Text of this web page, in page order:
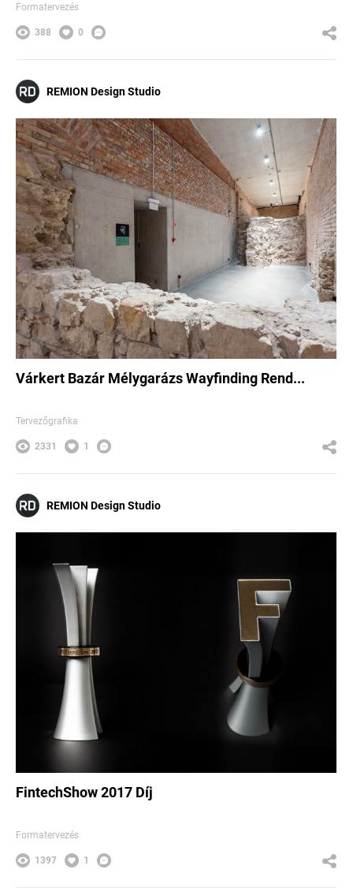
Formatervezés
388 0
REMION Design Studio
Várkert Bazár Mélygarázs Wayfinding Rend...
Tervezőgrafika
2331 1
REMION Design Studio
FintechShow 2017 Díj
Formatervezés
1397 1